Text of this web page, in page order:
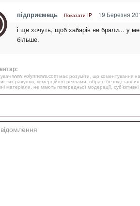
підприємець Показати IP 19 Березня
і ще хочуть, щоб хабарів не брали... у
більше.
www.volynnews.com має розуміти, що коментування на
рахунків, комерційної реклами, образ,
матеріали, не мають попередньої модерації,